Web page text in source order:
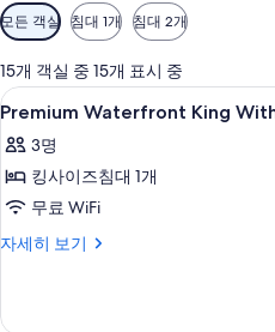
객
실
에
사
용
가
능
한
터
모든 객실 침대 1개 침대 2개
15개 객실 중 15개 표시 중
Premium
Waterfront
King
With
Balcony
사
7
Premium Waterfront King
3명
킹사이즈침대 1개
무료 WiFi
자세히 보기
Premium